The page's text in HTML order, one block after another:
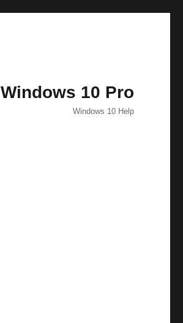
Windows 10 Pro مساعدة
Windows 10 Help